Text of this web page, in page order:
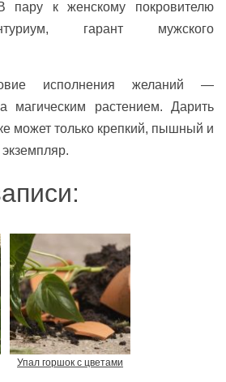
пару к женскому покровителю
гарант мужского
исполнения желаний —
магическим растением. Дарить
может только крепкий, пышный и
Упал горшок с цветами